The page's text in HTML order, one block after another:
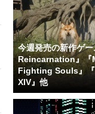
今週発売の新作ゲ
Reincarnation』『
Fighting Souls』『
XIV』他